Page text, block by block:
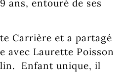
ans, entouré de ses
Carrière et a partagé
avec Laurette Poisson
Enfant unique, il